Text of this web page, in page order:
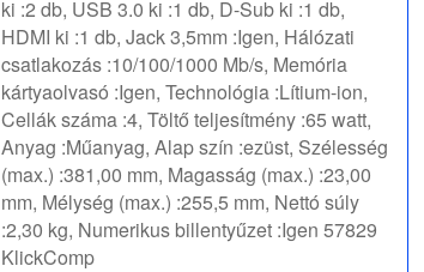
ki :2 db, USB 3.0 ki :1 db, D-Sub ki :1 db,
HDMI ki :1 db, Jack 3,5mm :Igen, Hálózati
csatlakozás :10/100/1000 Mb/s, Memória
kártyaolvasó :Igen, Technológia :Lítium-ion,
Cellák száma :4, Töltő teljesítmény :65 watt,
Anyag :Műanyag, Alap szín :ezüst, Szélesség
(max.) :381,00 mm, Magasság (max.) :23,00
mm, Mélység (max.) :255,5 mm, Nettó súly
:2,30 kg, Numerikus billentyűzet :Igen 57829
KlickComp